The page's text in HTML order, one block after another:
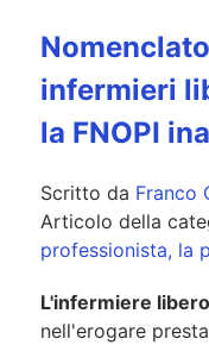
infermieri
la FNOPI
Scritto da Franco
Articolo della
professionista, la
L'infermiere
nell'erogare